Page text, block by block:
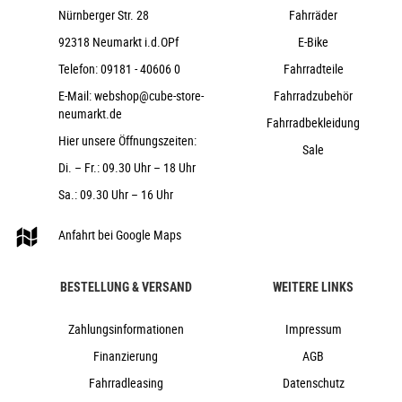
ACID PP Trekking
CUBE Performance Post, 31.6mm
ACID Sequence 180
ACID Front Light PRO-E 60 X-Connect,
12V, DC
ACID Mudguard Rear Light PRO-E, 12V, DC
ACID FM Pure Kickstand
28,1 kg
coal´n´chrome
2026
Cube
e-Bike, Trekking, Trekkingbike
Nürnberger Str. 28
92318 Neumarkt i.d.OPf
Telefon:09181 - 40606 0
E-Mail:webshop@cube-store-
neumarkt.de
Hier unsere Öffnungszeiten:
Di. – Fr.: 09.30 Uhr – 18 Uhr
Sa.: 09.30 Uhr – 16 Uhr
Anfahrt bei Google Maps
Fahrräder
E-Bike
Fahrradteile
Fahrradzubehör
Fahrradbekleidung
Sale
BESTELLUNG & VERSAND
Zahlungsinformationen
Finanzierung
Fahrradleasing
WEITERE LINKS
Impressum
AGB
Datenschutz